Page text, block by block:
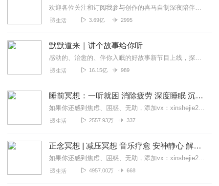
欢迎各位关注和订阅我参与创作的喜马自制深夜陪伴谈话栏目《听你说·百态人声》【听你说·百态人声】每晚直播连线真实人间故事|叶文现场互动中|人间冷暖，抱团取暖每周...
生活 3.69亿 2995
默默道来｜讲个故事给你听
感动的、治愈的、伴你入眠的好故事新节目上线，探索现实世界的无尽魅力，追求对生活的真实记录《听见人间真相》（点击名称，直达专辑）网易人间故事集持续更新中，邀您关注...
生活 16.15亿 989
睡前冥想：一听就困 消除疲劳 深度睡眠 沉浸体验
如果你还感到焦虑、困惑、无助，添加vx：xinshejie2018、vx公众号：宣萱心伴，与主播宣萱开启心灵交流之旅，共建温暖的精神家园！如果你喜欢我的内容，请...
生活 2557.93万 337
正念冥想 | 减压冥想 音乐疗愈 安神静心 解郁降噪
如果你还感到焦虑、困惑、无助，添加vx：xinshejie2018、vx公众号：宣萱心伴，与主播宣萱开启心灵交流之旅，共建温暖的精神家园！如果你喜欢我的内容，请...
生活 4957.00万 668